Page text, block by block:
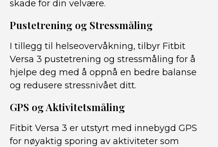
skade for din velvære.
Pustetrening og Stressmåling
I tillegg til helseovervåkning, tilbyr Fitbit
Versa 3 pustetrening og stressmåling for å
hjelpe deg med å oppnå en bedre balanse
og redusere stressnivået ditt.
GPS og Aktivitetsmåling
Fitbit Versa 3 er utstyrt med innebygd GPS
for nøyaktig sporing av aktiviteter som